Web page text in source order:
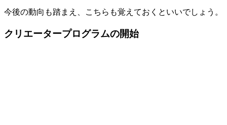
今後の動向も踏まえ、こちらも覚えておくといいでしょう。
クリエータープログラムの開始